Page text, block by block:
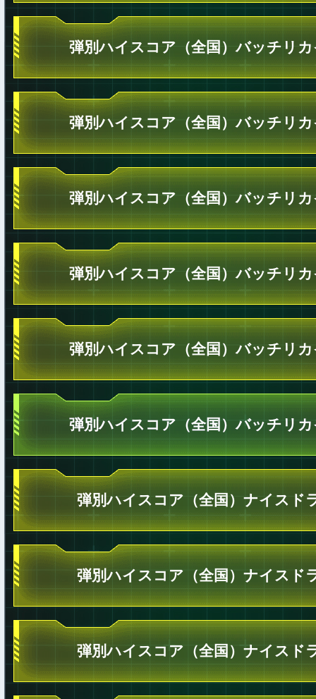
弾別ハイスコア（全国）バッチリ
弾別ハイスコア（全国）バッチリ
弾別ハイスコア（全国）バッチリ
弾別ハイスコア（全国）バッチリ
弾別ハイスコア（全国）バッチリ
弾別ハイスコア（全国）バッチリ
弾別ハイスコア（全国）ナイスド
弾別ハイスコア（全国）ナイスド
弾別ハイスコア（全国）ナイスド